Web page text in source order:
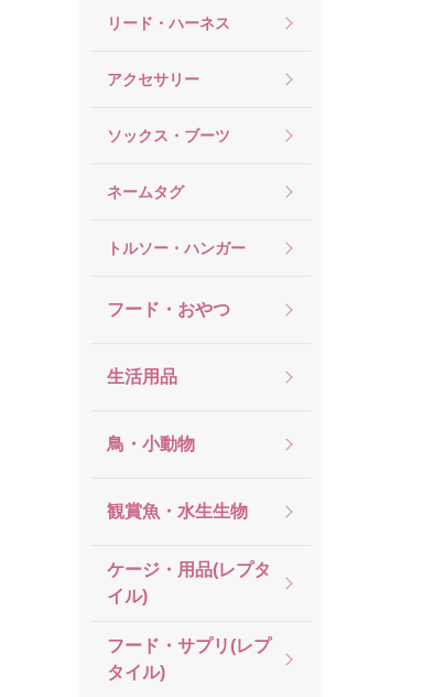
リード・ハーネス
アクセサリー
ソックス・ブーツ
ネームタグ
トルソー・ハンガー
フード・おやつ
生活用品
鳥・小動物
観賞魚・水生生物
ケージ・用品(レプタ
イル)
フード・サプリ(レプ
タイル)